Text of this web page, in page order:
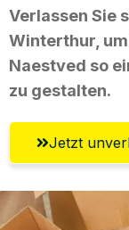
Verlassen Sie
Winterthur,
Naestved so
zu gestalten.
Jetzt